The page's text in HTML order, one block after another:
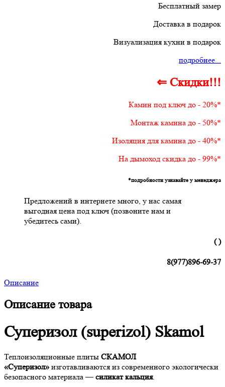
Бесплатный замер
Доставка в подарок
Визуализация кухни в подарок
подробнее...
⇐ Скидки!!!
Камин под ключ до - 20%*
Монтаж камина до - 50%*
Изоляция для камина до - 40%*
На дымоход скидка до - 99%*
*подробности узнавайте у менеджера
Предложений в интернете много, у нас самая
выгодная цена под ключ (позвоните нам и
убедитесь сами).
( )
8(977)896-69-37
Описание
Описание товара
Суперизол (superizol) Skamol
Теплоизоляционные плиты СКАМОЛ
«Суперизол» изготавливаются из современного экологически
безопасного материала —силикат кальция.